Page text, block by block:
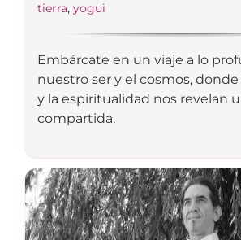
tierra, yogui
Embárcate en un viaje a lo
nuestro ser y el cosmos,
y la espiritualidad nos revelan
compartida.